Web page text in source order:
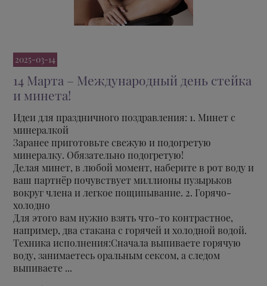
2025-03-14
14 Марта – Международный день стейка
и минета!
Идеи для праздничного поздравления: 1. Минет с
минералкой
Заранее приготовьте свежую и подогретую
минералку. Обязательно подогретую!
Делая минет, в любой момент, наберите в рот воду и
ваш партнёр почувствует миллионы пузырьков
вокруг члена и легкое пощипывание. 2. Горячо-
холодно
Для этого вам нужно взять что-то контрастное,
например, два стакана с горячей и холодной водой.
Техника исполнения:Сначала выпиваете горячую
воду, занимаетесь оральным сексом, а следом
выпиваете ...